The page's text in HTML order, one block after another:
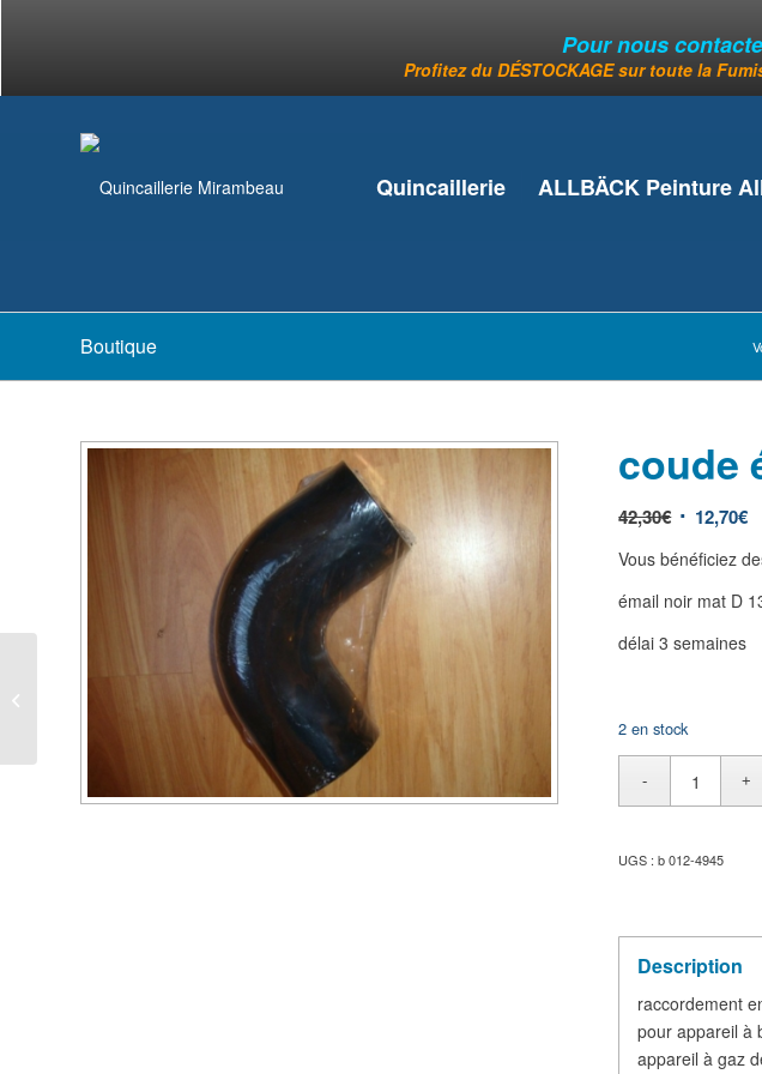
Pour nous
Profitez du DÉSTOCKAGE sur toute la
Quincaillerie ALLBÄCK Peinture
Boutique
coude
42,30€ 12,70€
Vous bénéficiez
émail noir mat D
délai 3 semaines
2 en stock
UGS :b 012-4945
Description
raccordement
pour appareil à
appareil à gaz
mm en 0.50 m